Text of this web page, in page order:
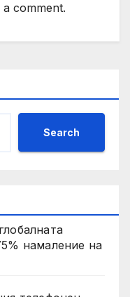
comment.
Search
намаление на